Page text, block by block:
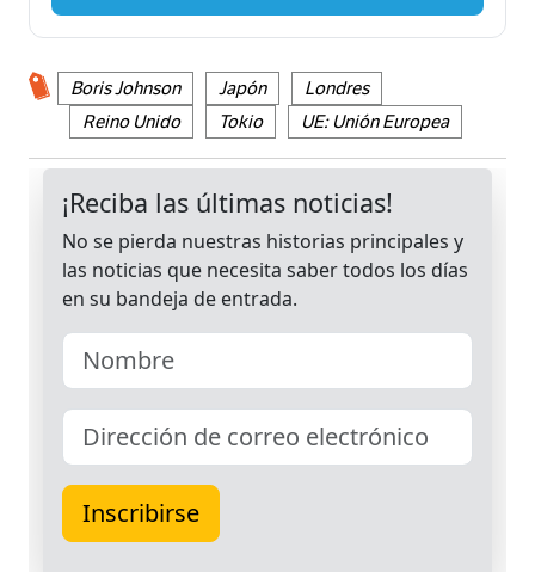
Boris Johnson Japón
Londres
Reino Unido
Tokio UE: Unión Europea